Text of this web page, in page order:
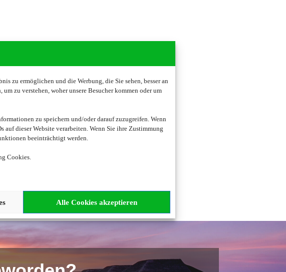
zu ermöglichen und die Werbung, die Sie sehen, besser an
zu verstehen, woher unsere Besucher kommen oder um
zu speichern und/oder darauf zuzugreifen. Wenn
dieser Website verarbeiten. Wenn Sie ihre Zustimmung
beeinträchtigt werden.
Cookies.
Alle Cookies akzeptieren
personenbezogene Daten verarbeitet.